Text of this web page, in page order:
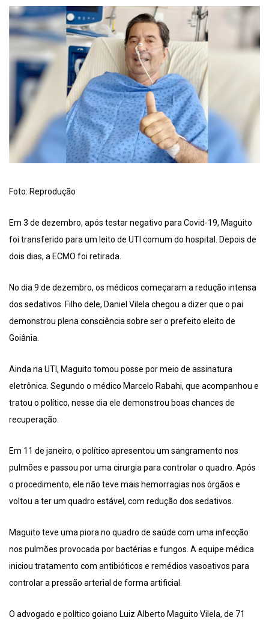
Foto: Reprodução
Em 3 de dezembro, após testar negativo para Covid-19, Maguito
foi transferido para um leito de UTI comum do hospital. Depois de
dois dias, a ECMO foi retirada.
No dia 9 de dezembro, os médicos começaram a redução intensa
dos sedativos. Filho dele, Daniel Vilela chegou a dizer que o pai
demonstrou plena consciência sobre ser o prefeito eleito de
Goiânia.
Ainda na UTI, Maguito tomou posse por meio de assinatura
eletrônica. Segundo o médico Marcelo Rabahi, que acompanhou e
tratou o político, nesse dia ele demonstrou boas chances de
recuperação.
Em 11 de janeiro, o político apresentou um sangramento nos
pulmões e passou por uma cirurgia para controlar o quadro. Após
o procedimento, ele não teve mais hemorragias nos órgãos e
voltou a ter um quadro estável, com redução dos sedativos.
Maguito teve uma piora no quadro de saúde com uma infecção
nos pulmões provocada por bactérias e fungos. A equipe médica
iniciou tratamento com antibióticos e remédios vasoativos para
controlar a pressão arterial de forma artificial.
O advogado e político goiano Luiz Alberto Maguito Vilela, de 71